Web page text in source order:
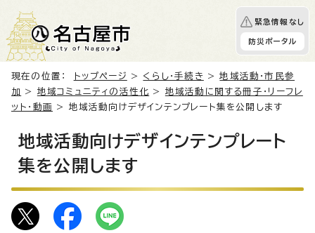
緊急情報なし
防災ポータル
現在の位置： トップページ > くらし・手続き >地域活動・市民参
加
> 地域コミュニティの活性化 > 地域活動に関する冊子・リーフレ
ット・動画
> 地域活動向けデザインテンプレート集を公開します
地域活動向けデザインテンプレート
集を公開します